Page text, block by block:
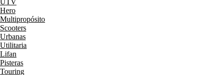
UTV
Hero
Multipropósito
Scooters
Urbanas
Utilitaria
Lifan
Pisteras
Touring